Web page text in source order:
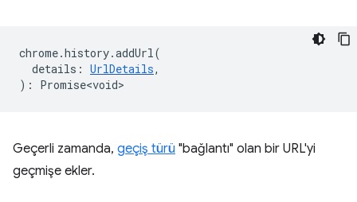
chrome.history.addUrl(
details : UrlDetails,
) : Promise<void>
Geçerli zamanda, geçiş türü "bağlantı" olan bir URL'yi
geçmişe ekler.